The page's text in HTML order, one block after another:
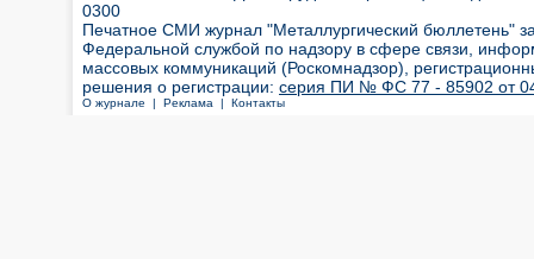
0300
Печатное СМИ журнал "Металлургический бюллетень"
Федеральной службой по надзору в сфере связи,
массовых коммуникаций (Роскомнадзор),
решения о регистрации: серия ПИ № ФС 77 - 85902 от 04
О журнале | Реклама | Контакты